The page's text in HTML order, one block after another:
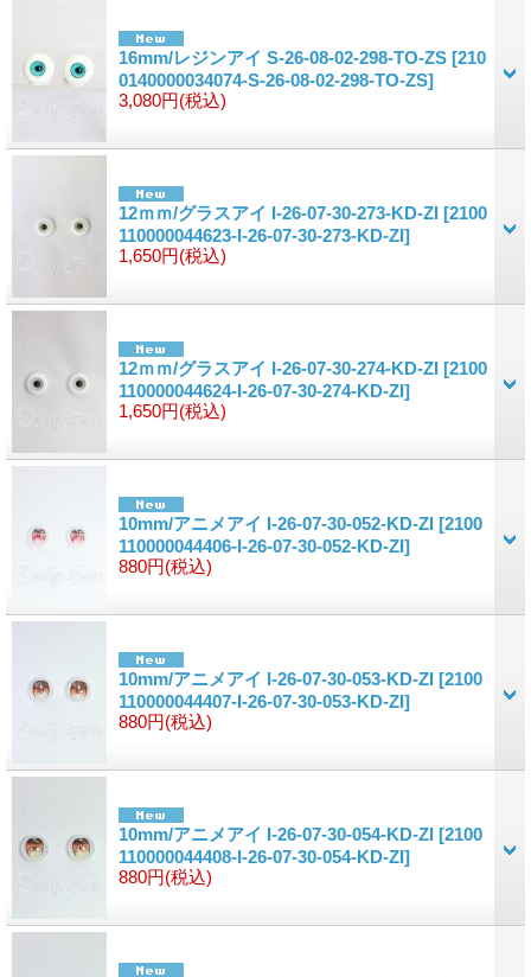
16mm/レジンアイ S-26-08-02-298-TO-ZS [210
0140000034074-S-26-08-02-298-TO-ZS]
3,080円(税込)
12ｍｍ/グラスアイ I-26-07-30-273-KD-ZI [2100
110000044623-I-26-07-30-273-KD-ZI]
1,650円(税込)
12ｍｍ/グラスアイ I-26-07-30-274-KD-ZI [2100
110000044624-I-26-07-30-274-KD-ZI]
1,650円(税込)
10mm/アニメアイ I-26-07-30-052-KD-ZI [2100
110000044406-I-26-07-30-052-KD-ZI]
880円(税込)
10mm/アニメアイ I-26-07-30-053-KD-ZI [2100
110000044407-I-26-07-30-053-KD-ZI]
880円(税込)
10mm/アニメアイ I-26-07-30-054-KD-ZI [2100
110000044408-I-26-07-30-054-KD-ZI]
880円(税込)